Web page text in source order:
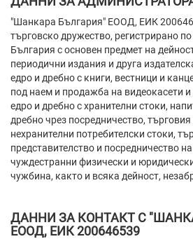
"Шанкара България" ЕООД, ЕИК
търговско дружество, регистрирано
България с основен предмет на
периодични издания и друга
едро и дребно с книги, вестници и
под наем и продажба на видеокасети и
едро и дребно с хранителни стоки,
дребно чрез посредничество,
нехранителни потребителски стоки,
представителство и посредничество
чуждестранни физически и
чужбина, както и всяка дейност,
ДАННИ ЗА КОНТАКТ С
ЕООД, ЕИК 200646539